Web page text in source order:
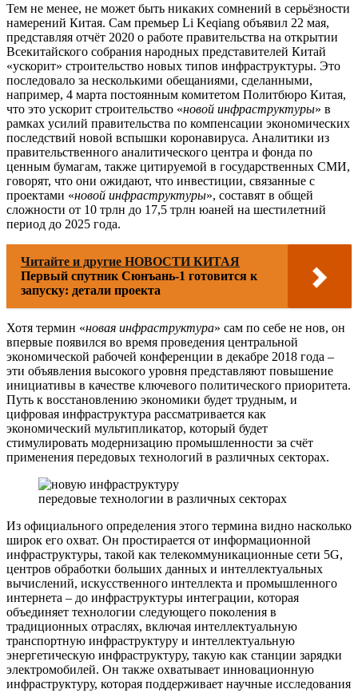
Тем не менее, не может быть никаких сомнений в серьёзности
намерений Китая. Сам премьер Li Keqiang объявил 22 мая,
представляя отчёт 2020 о работе правительства на открытии
Всекитайского собрания народных представителей Китай
«ускорит» строительство новых типов инфраструктуры. Это
последовало за несколькими обещаниями, сделанными,
например, 4 марта постоянным комитетом Политбюро Китая,
что это ускорит строительство «новой инфраструктуры» в
рамках усилий правительства по компенсации экономических
последствий новой вспышки коронавируса. Аналитики из
правительственного аналитического центра и фонда по
ценным бумагам, также цитируемой в государственных СМИ,
говорят, что они ожидают, что инвестиции, связанные с
проектами «новой инфраструктуры», составят в общей
сложности от 10 трлн до 17,5 трлн юаней на шестилетний
период до 2025 года.
Читайте и другие НОВОСТИ КИТАЯ
Первый спутник Сюнъань-1 готовится к
запуску: детали проекта
Хотя термин «новая инфраструктура» сам по себе не нов, он
впервые появился во время проведения центральной
экономической рабочей конференции в декабре 2018 года –
эти объявления высокого уровня представляют повышение
инициативы в качестве ключевого политического приоритета.
Путь к восстановлению экономики будет трудным, и
цифровая инфраструктура рассматривается как
экономический мультипликатор, который будет
стимулировать модернизацию промышленности за счёт
применения передовых технологий в различных секторах.
передовые технологии в различных секторах
Из официального определения этого термина видно насколько
широк его охват. Он простирается от информационной
инфраструктуры, такой как телекоммуникационные сети 5G,
центров обработки больших данных и интеллектуальных
вычислений, искусственного интеллекта и промышленного
интернета – до инфраструктуры интеграции, которая
объединяет технологии следующего поколения в
традиционных отраслях, включая интеллектуальную
транспортную инфраструктуру и интеллектуальную
энергетическую инфраструктуру, такую как станции зарядки
электромобилей. Он также охватывает инновационную
инфраструктуру, которая поддерживает научные исследования